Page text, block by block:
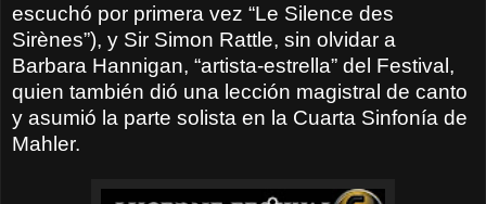
escuchó por primera vez “Le Silence des
Sirènes”), y Sir Simon Rattle, sin olvidar a
Barbara Hannigan, “artista-estrella” del Festival,
quien también dió una lección magistral de canto
y asumió la parte solista en la Cuarta Sinfonía de
Mahler.